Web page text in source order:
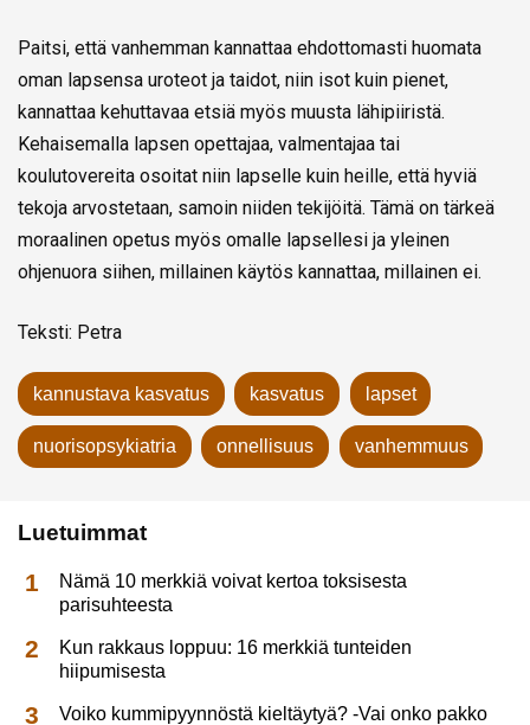
Paitsi, että vanhemman kannattaa ehdottomasti huomata
oman lapsensa uroteot ja taidot, niin isot kuin pienet,
kannattaa kehuttavaa etsiä myös muusta lähipiiristä.
Kehaisemalla lapsen opettajaa, valmentajaa tai
koulutovereita osoitat niin lapselle kuin heille, että hyviä
tekoja arvostetaan, samoin niiden tekijöitä. Tämä on tärkeä
moraalinen opetus myös omalle lapsellesi ja yleinen
ohjenuora siihen, millainen käytös kannattaa, millainen ei.
Teksti: Petra
kannustava kasvatus kasvatus lapset
nuorisopsykiatria onnellisuus vanhemmuus
Luetuimmat
Nämä 10 merkkiä voivat kertoa toksisesta
parisuhteesta
Kun rakkaus loppuu: 16 merkkiä tunteiden
hiipumisesta
Voiko kummipyynnöstä kieltäytyä? -Vai onko pakko